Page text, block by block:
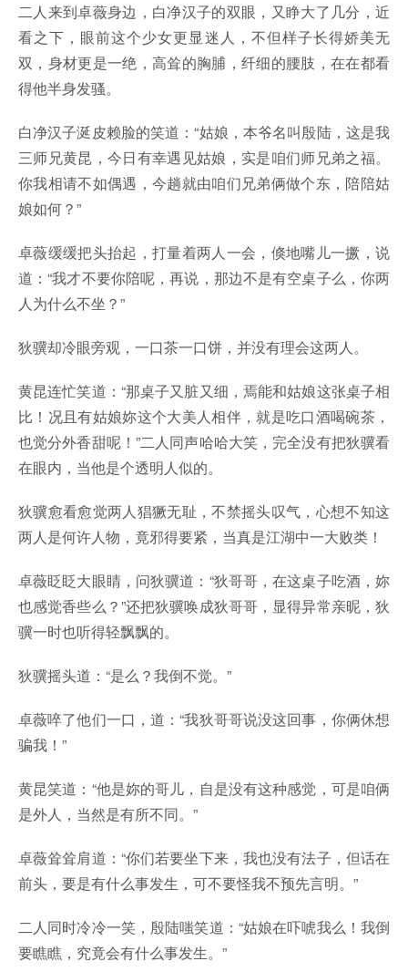
二人来到卓薇身边，白净汉子的双眼，又睁大了几分，近
看之下，眼前这个少女更显迷人，不但样子长得娇美无
双，身材更是一绝，高耸的胸脯，纤细的腰肢，在在都看
得他半身发骚。
白净汉子涎皮赖脸的笑道：“姑娘，本爷名叫殷陆，这是我
三师兄黄昆，今日有幸遇见姑娘，实是咱们师兄弟之福。
你我相请不如偶遇，今趟就由咱们兄弟俩做个东，陪陪姑
娘如何？”
卓薇缓缓把头抬起，打量着两人一会，倏地嘴儿一撅，说
道：“我才不要你陪呢，再说，那边不是有空桌子么，你两
人为什么不坐？”
狄骥却冷眼旁观，一口茶一口饼，并没有理会这两人。
黄昆连忙笑道：“那桌子又脏又细，焉能和姑娘这张桌子相
比！况且有姑娘妳这个大美人相伴，就是吃口酒喝碗茶，
也觉分外香甜呢！”二人同声哈哈大笑，完全没有把狄骥看
在眼内，当他是个透明人似的。
狄骥愈看愈觉两人猖獗无耻，不禁摇头叹气，心想不知这
两人是何许人物，竟邪得要紧，当真是江湖中一大败类！
卓薇眨眨大眼睛，问狄骥道：“狄哥哥，在这桌子吃酒，妳
也感觉香些么？”还把狄骥唤成狄哥哥，显得异常亲昵，狄
骥一时也听得轻飘飘的。
狄骥摇头道：“是么？我倒不觉。”
卓薇啐了他们一口，道：“我狄哥哥说没这回事，你俩休想
骗我！”
黄昆笑道：“他是妳的哥儿，自是没有这种感觉，可是咱俩
是外人，当然是有所不同。”
卓薇耸耸肩道：“你们若要坐下来，我也没有法子，但话在
前头，要是有什么事发生，可不要怪我不预先言明。”
二人同时冷冷一笑，殷陆嗤笑道：“姑娘在吓唬我么！我倒
要瞧瞧，究竟会有什么事发生。”